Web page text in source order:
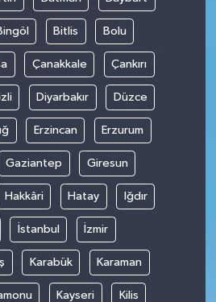
Bitlis Bolu
Çanakkale Çankırı
Diyarbakır Düzce
Erzincan Erzurum
Gaziantep Giresun
Hakkâri Hatay Iğdır
İstanbul İzmir
Karabük Karaman
Kayseri Kilis